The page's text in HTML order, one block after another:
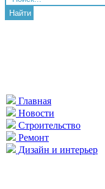
Найти
Главная
Новости
Строительство
Ремонт
Дизайн и интерьер